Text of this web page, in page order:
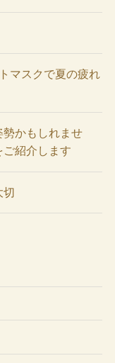
マスクで夏の疲れ
勢かもしれませ
紹介します
切